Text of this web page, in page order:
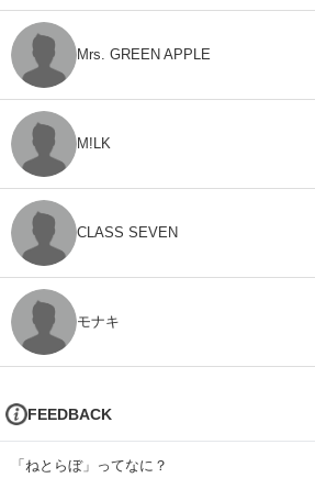
Mrs. GREEN APPLE
M!LK
CLASS SEVEN
モナキ
FEEDBACK
「ねとらぼ」ってなに？